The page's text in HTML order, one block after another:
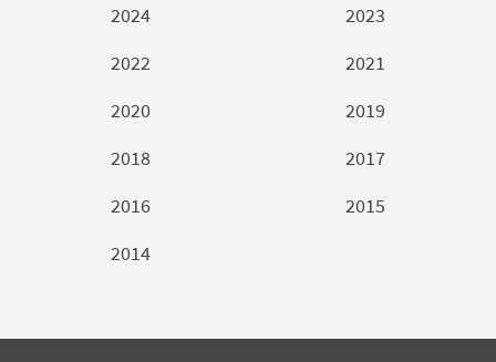
2024
2023
2022
2021
2020
2019
2018
2017
2016
2015
2014